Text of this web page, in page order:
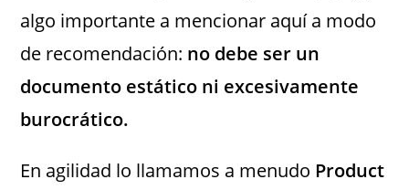
algo importante a mencionar aquí a modo
de recomendación: no debe ser un
documento estático ni excesivamente
burocrático.
En agilidad lo llamamos a menudo Product